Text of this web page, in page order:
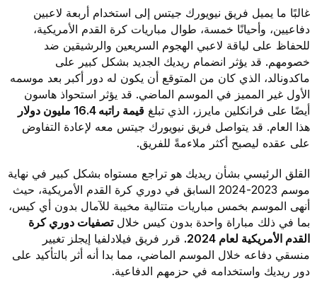
غالبًا ما يميل فريق نيويورك جيتس إلى استخدام أربعة لاعبين
دفاعيين، وأحيانًا خمسة، طوال مباريات كرة القدم الأمريكية،
للحفاظ على لياقة لاعبي الهجوم السريعين والرشيقين ضد
خصومهم. قد يؤثر انضمام ريديك الجديد بشكل كبير على
ماكدونالد، الذي كان من المتوقع أن يكون له دور أكبر بعد موسمه
الأول غير المميز في الموسم الماضي. قد يؤثر استحواذ هاسون
أيضًا على فرانكلين مايرز، الذي تبلغقيمة راتبه 16.4 مليون دولار
هذا العام. قد يتواصل فريق نيويورك جيتس معه لإعادة التفاوض
على عقده ليصبح أكثر ملاءمةً للفريق.
القلق الرئيسي بشأن ريديك هو تراجع مستواه بشكل كبير في نهاية
موسم 2023-2024 السابق في دوري كرة القدم الأمريكية، حيث
أنهى الموسم بخمس مباريات متتالية مخيبة للآمال بدون أي كيس،
بما في ذلك مباراة واحدة بدون كيس خلال تصفيات دوري كرة
القدم الأمريكية لعام 2024.
قرر فريق فيلادلفيا إيجلز تغيير
منسقي دفاعه خلال الموسم الماضي، مما بدا أنه أثر بالتأكيد على
دور ريديك واستخدامه في حزمهم الدفاعية.